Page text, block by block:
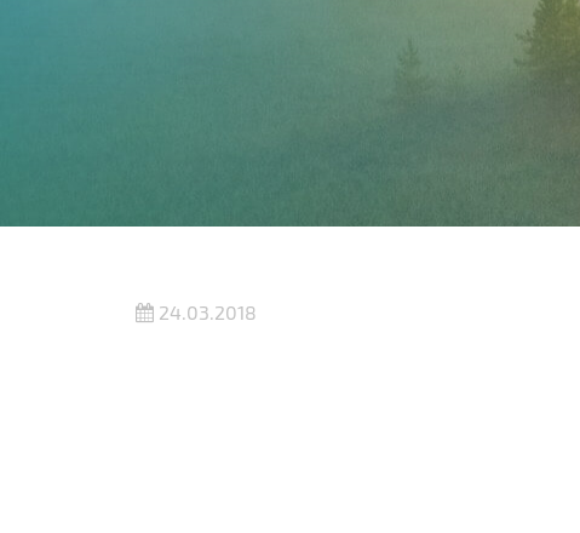
24.03.2018